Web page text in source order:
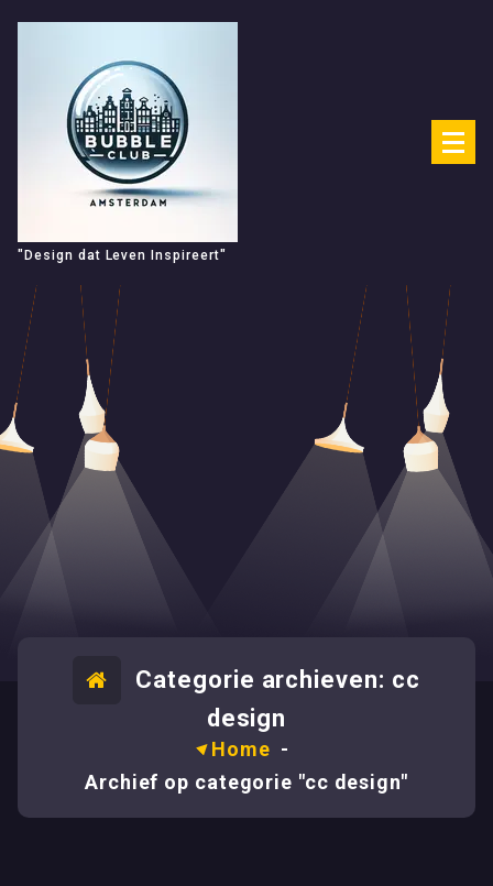
"Design dat Leven Inspireert"
Categorie archieven: cc
design
Home -
Archief op categorie "cc design"